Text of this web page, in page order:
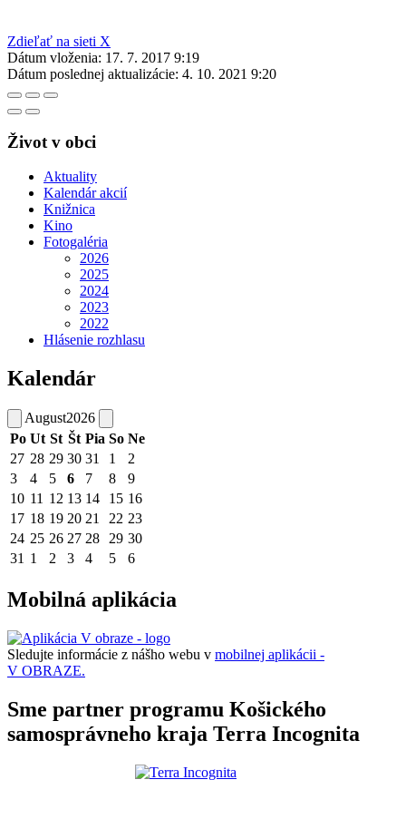
Zdieľať na sieti X
Dátum vloženia: 17. 7. 2017 9:19
Dátum poslednej aktualizácie: 4. 10. 2021 9:20
Život v obci
Aktuality
Kalendár akcií
Knižnica
Kino
Fotogaléria
2026
2025
2024
2023
2022
Hlásenie rozhlasu
Kalendár
August2026
Po Ut St Št Pia So Ne
27 28 29 30 31 1
2
3
4 5 6 7 8
9
10 11 12 13 14 15 16
17 18 19 20 21 22 23
24 25 26 27 28 29 30
31 1 2 3 4 5 6
Mobilná aplikácia
Sledujte informácie z nášho webu v mobilnej aplikácii -
V OBRAZE.
Sme partner programu Košického
samosprávneho kraja Terra Incognita